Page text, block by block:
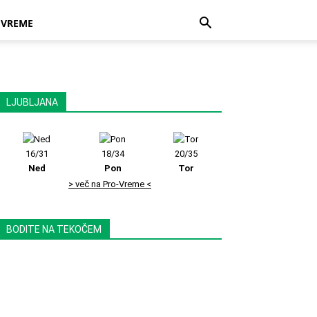
VREME
LJUBLJANA
16/31
Ned
18/34
Pon
20/35
Tor
> več na Pro-Vreme <
BODITE NA TEKOČEM